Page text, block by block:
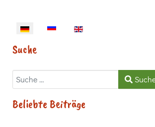
Sprache auswählen
Suche
Suchen
Beliebte Beiträge